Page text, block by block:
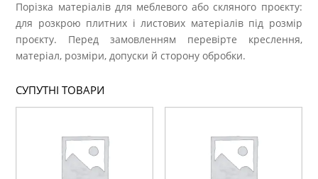
Порізка матеріалів для меблевого або скляного проєкту:
для розкрою плитних і листових матеріалів під розмір
проєкту. Перед замовленням перевірте креслення,
матеріал, розміри, допуски й сторону обробки.
СУПУТНІ ТОВАРИ